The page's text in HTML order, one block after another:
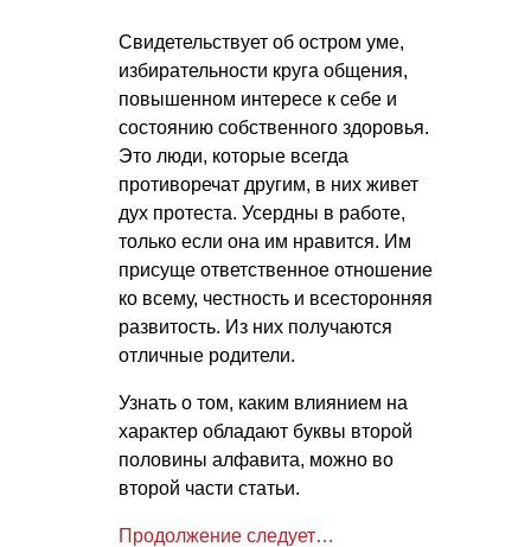
Свидетельствует об остром уме,
избирательности круга общения,
повышенном интересе к себе и
состоянию собственного здоровья.
Это люди, которые всегда
противоречат другим, в них живет
дух протеста. Усердны в работе,
только если она им нравится. Им
присуще ответственное отношение
ко всему, честность и всесторонняя
развитость. Из них получаются
отличные родители.
Узнать о том, каким влиянием на
характер обладают буквы второй
половины алфавита, можно во
второй части статьи.
Продолжение следует…